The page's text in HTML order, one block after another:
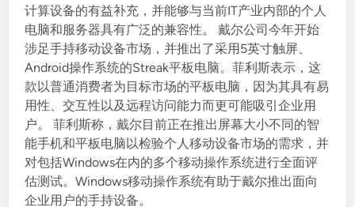
计算设备的有益补充，并能够与当前IT产业内部的个人
电脑和服务器具有广泛的兼容性。 戴尔公司今年开始
涉足手持移动设备市场，并推出了采用5英寸触屏、
Android操作系统的Streak平板电脑。菲利斯表示，这
款以普通消费者为目标市场的平板电脑，因为其具有易
用性、交互性以及远程访问能力而更可能吸引企业用
户。 菲利斯称，戴尔目前正在推出屏幕大小不同的智
能手机和平板电脑以检验个人移动设备市场的需求，并
对包括Windows在内的多个移动操作系统进行全面评
估测试。Windows移动操作系统有助于戴尔推出面向
企业用户的手持设备。